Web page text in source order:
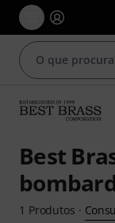
Best
1 Produtos ·